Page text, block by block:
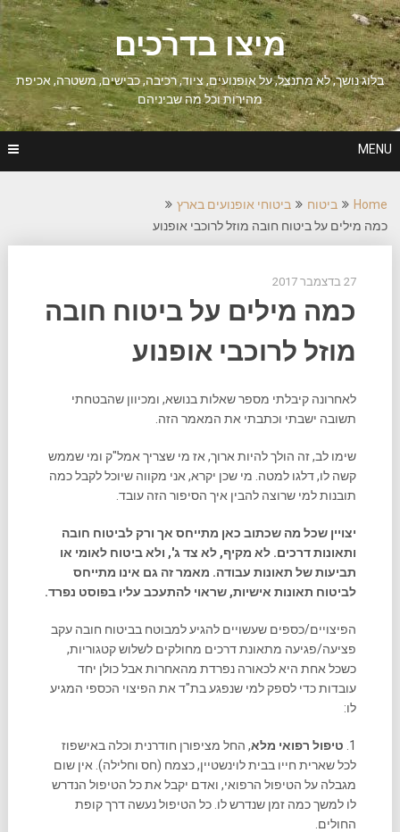
Skip
to
content
מיצו בדרכים
בלוג נושך, לא מתנצל, על אופנועים, ציוד, רכיבה, כבישים, משטרה, אכיפת
מהירות וכל מה שביניהם
MENU
Home ביטוח
ביטוחי אופנועים בארץ
כמה מילים על ביטוח חובה מוזל לרוכבי אופנוע
27 בדצמבר 2017
כמה מילים על ביטוח חובה
מוזל לרוכבי אופנוע
לאחרונה קיבלתי מספר שאלות בנושא, ומכיוון שהבטחתי
תשובה ישבתי וכתבתי את המאמר הזה.
שימו לב, זה הולך להיות ארוך, אז מי שצריך אמל"ק ומי שממש
קשה לו, דלגו למטה. מי שכן יקרא, אני מקווה שיוכל לקבל כמה
תובנות למי שרוצה להבין איך הסיפור הזה עובד.
יצויין שכל מה שכתוב כאן מתייחס אך ורק לביטוח חובה
ותאונות דרכים. לא מקיף, לא צד ג', ולא ביטוח לאומי או
תביעות של תאונות עבודה. מאמר זה גם אינו מתייחס
לביטוח תאונות אישיות, שראוי להתעכב עליו בפוסט נפרד.
הפיצויים/כספים שעשויים להגיע למבוטח בביטוח חובה עקב
פציעה/פגיעה מתאונת דרכים מחולקים לשלוש קטגוריות,
כשכל אחת היא לכאורה נפרדת מהאחרות אבל כולן יחד
עובדות כדי לספק למי שנפגע בת"ד את הפיצוי הכספי המגיע
לו:
1. טיפול רפואי מלא, החל מציפורן חודרנית וכלה באישפוז
לכל שארית חייו בבית לוינשטיין, כצמח (חס וחלילה). אין שום
מגבלה על הטיפול הרפואי, ואדם יקבל את כל הטיפול הנדרש
לו למשך כמה זמן שנדרש לו. כל הטיפול נעשה דרך קופת
החולים.